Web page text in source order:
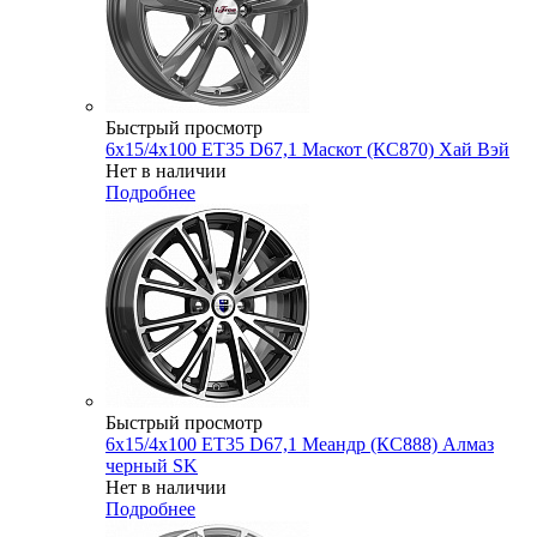
Быстрый просмотр
6x15/4x100 ET35 D67,1 Маскот (КС870) Хай Вэй
Нет в наличии
Подробнее
Быстрый просмотр
6x15/4x100 ET35 D67,1 Меандр (КС888) Алмаз
черный SK
Нет в наличии
Подробнее